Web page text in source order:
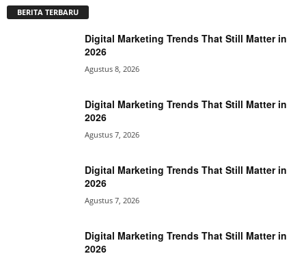
BERITA TERBARU
Digital Marketing Trends That Still Matter in
2026
Agustus 8, 2026
Digital Marketing Trends That Still Matter in
2026
Agustus 7, 2026
Digital Marketing Trends That Still Matter in
2026
Agustus 7, 2026
Digital Marketing Trends That Still Matter in
2026